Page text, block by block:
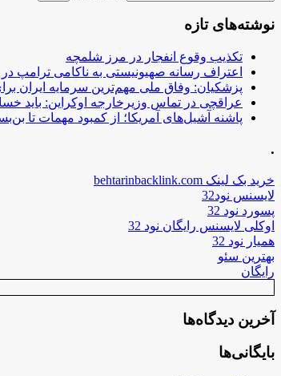
نوشته‌های تازه
تکذیب وقوع انفجار در مرز شلمچه
اعتراف رسانه صهیونیستی به ناکامی ترامپ در
پزشکیان: وفاق ملی مهم‌ترین سرمایه ایران
عراقچی در تماس وزیرخارجه اوکراین: باید
پاشنه آشیل‌های آمریکا؛ از کمبود مهمات تا
.
خرید بک لینک behtarinbacklink.com
لایسنس نود32
پسورد نود 32
اوکلی لایسنس رایگان نود 32
همیار نود 32
بهترین سئو
رایگان
آخرین دیدگاه‌ها
بایگانی‌ها